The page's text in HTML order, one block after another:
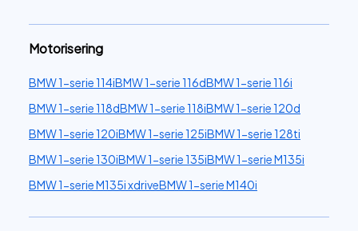
Motorisering
BMW 1-serie 114iBMW 1-serie 116dBMW 1-serie 116i
BMW 1-serie 118dBMW 1-serie 118iBMW 1-serie 120d
BMW 1-serie 120iBMW 1-serie 125iBMW 1-serie 128ti
BMW 1-serie 130iBMW 1-serie 135iBMW 1-serie M135i
BMW 1-serie M135i xdriveBMW 1-serie M140i